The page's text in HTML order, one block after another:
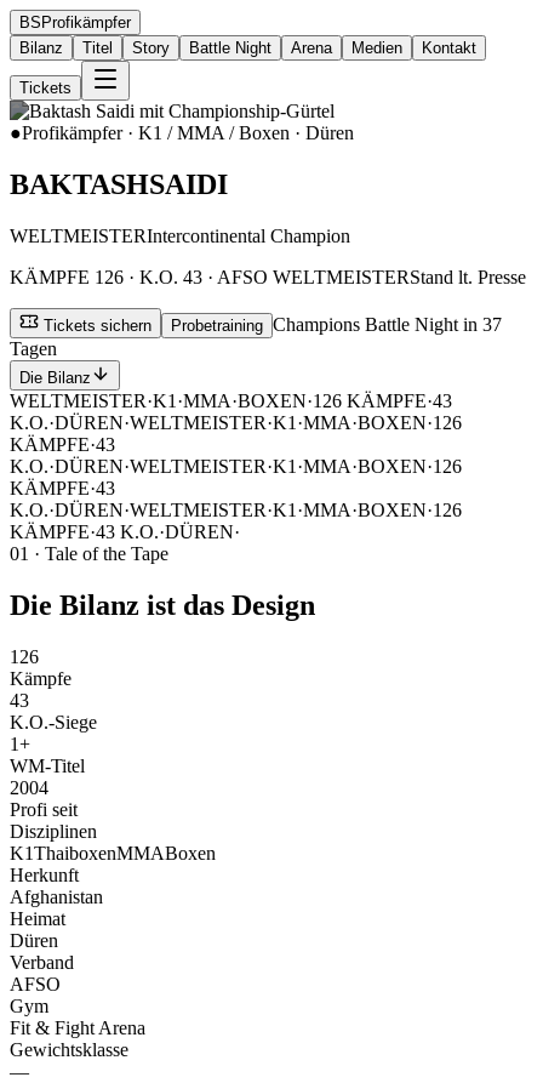
BS Profikämpfer
Bilanz
Titel Story Battle Night Arena Medien Kontakt
Tickets
●Profikämpfer · K1 / MMA / Boxen · Düren
BAKTASHSAIDI
WELTMEISTERIntercontinental Champion
KÄMPFE 126 · K.O. 43 · AFSO WELTMEISTERStand lt. Presse
Tickets sichern Probetraining Champions Battle Night in 37
Tagen
Die Bilanz
WELTMEISTER·K1 ·MMA·BOXEN·126 KÄMPFE·43
K.O.·DÜREN·WELTMEISTER·K1 ·MMA·BOXEN·126
KÄMPFE·43
K.O.·DÜREN·WELTMEISTER·K1 ·MMA·BOXEN·126
KÄMPFE·43
K.O.·DÜREN·WELTMEISTER·K1 ·MMA·BOXEN·126
KÄMPFE·43 K.O.·DÜREN·
01 · Tale of the Tape
Die Bilanz ist das Design
126
Kämpfe
43
K.O.-Siege
1+
WM-Titel
2004
Profi seit
Disziplinen
K1ThaiboxenMMABoxen
Herkunft
Afghanistan
Heimat
Düren
Verband
AFSO
Gym
Fit & Fight Arena
Gewichtsklasse
—